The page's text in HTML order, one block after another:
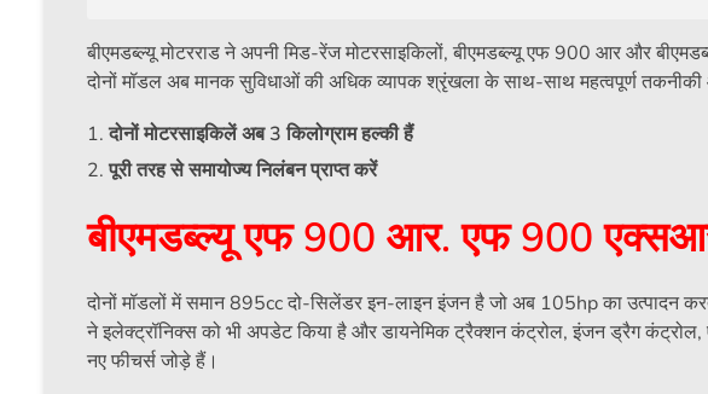
बीएमडब्ल्यू मोटरराड ने अपनी मिड-रेंज मोटरसाइकिलों, बीएमडब्ल्यू एफ 900 आर और
दोनों मॉडल अब मानक सुविधाओं की अधिक व्यापक श्रृंखला के साथ-साथ महत्वपूर्ण
दोनों मोटरसाइकिलें अब 3 किलोग्राम हल्की हैं
पूरी तरह से समायोज्य निलंबन प्राप्त करें
बीएमडब्ल्यू एफ 900 आर. एफ 900
दोनों मॉडलों में समान 895cc दो-सिलेंडर इन-लाइन इंजन है जो अब 105hp का उत्पादन
ने इलेक्ट्रॉनिक्स को भी अपडेट किया है और डायनेमिक ट्रैक्शन कंट्रोल, इंजन ड्रैग
नए फीचर्स जोड़े हैं।